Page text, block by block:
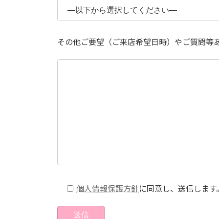
その他ご要望（ご来店希望日時）やご質問等
個人情報保護方針に同意し、送信します。